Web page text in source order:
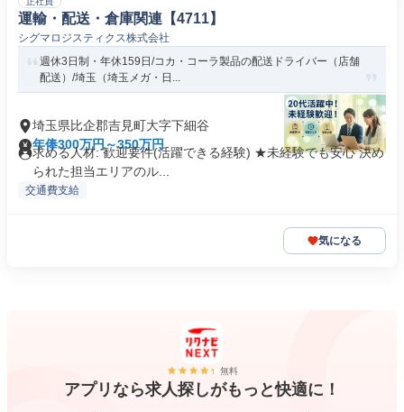
運輸・配送・倉庫関連【4711】
シグマロジスティクス株式会社
週休3日制・年休159日/コカ・コーラ製品の配送ドライバー（店舗
配送）/埼玉（埼玉メガ・日...
埼玉県比企郡吉見町大字下細谷
年俸300万円～350万円
求める人材: 歓迎要件(活躍できる経験) ★未経験でも安心 決め
られた担当エリアのル...
交通費支給
気になる
無料
アプリなら求人探しがもっと快適に！